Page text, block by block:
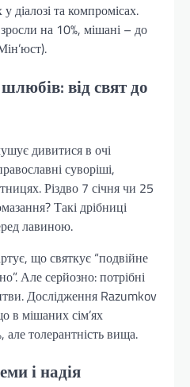
діалозі та компромісах.
на 10%, мішані – до
від свят до
дивитися в очі
суворіші,
Різдво 7 січня чи 25
Такі дрібниці
лавиною.
що святкує “подвійне
Але серйозно: потрібні
Дослідження Razumkov
в мішаних сім’ях
але толерантність вища.
і надія